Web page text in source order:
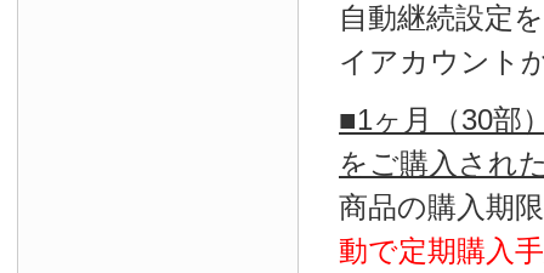
自動継続設定
イアカウント
■1ヶ月（30部
をご購入され
商品の購入期
動で定期購入